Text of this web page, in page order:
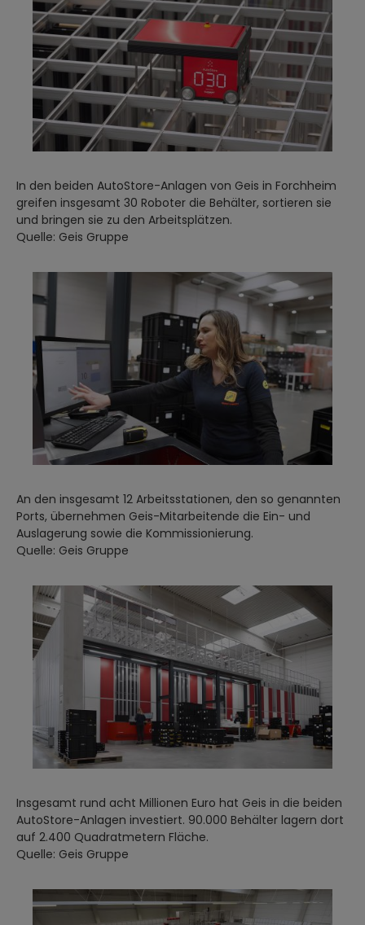
In den beiden AutoStore-Anlagen von Geis in Forchheim
greifen insgesamt 30 Roboter die Behälter, sortieren sie
und bringen sie zu den Arbeitsplätzen.
Quelle: Geis Gruppe
An den insgesamt 12 Arbeitsstationen, den so genannten
Ports, übernehmen Geis-Mitarbeitende die Ein- und
Auslagerung sowie die Kommissionierung.
Quelle: Geis Gruppe
Insgesamt rund acht Millionen Euro hat Geis in die beiden
AutoStore-Anlagen investiert. 90.000 Behälter lagern dort
auf 2.400 Quadratmetern Fläche.
Quelle: Geis Gruppe